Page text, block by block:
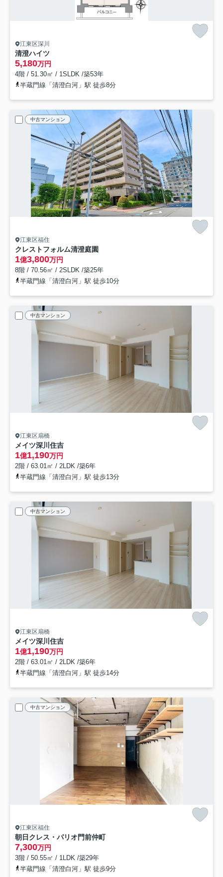
江東区深川
清澄ハイツ
5,180万円
4階 / 51.30㎡ / 1SLDK /築53年
半蔵門線「清澄白河」駅 徒歩8分
中古マンション
江東区福住
クレストフォルム清澄庭園
1億3,800万円
8階 / 70.56㎡ / 2SLDK /築25年
半蔵門線「清澄白河」駅 徒歩10分
中古マンション
江東区扇橋
メイツ深川住吉
1億1,190万円
2階 / 63.01㎡ / 2LDK /築6年
半蔵門線「清澄白河」駅 徒歩13分
中古マンション
江東区扇橋
メイツ深川住吉
1億1,190万円
2階 / 63.01㎡ / 2LDK /築6年
半蔵門線「清澄白河」駅 徒歩14分
中古マンション
江東区福住
朝日クレス・パリオ門前仲町
7,300万円
3階 / 50.55㎡ / 1LDK /築29年
半蔵門線「清澄白河」駅 徒歩9分